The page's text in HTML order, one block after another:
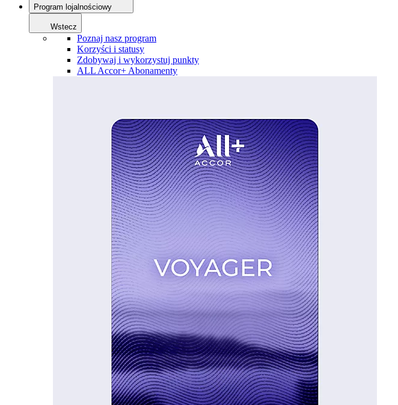
Program lojalnościowy
Wstecz
Poznaj nasz program
Korzyści i statusy
Zdobywaj i wykorzystuj punkty
ALL Accor+ Abonamenty